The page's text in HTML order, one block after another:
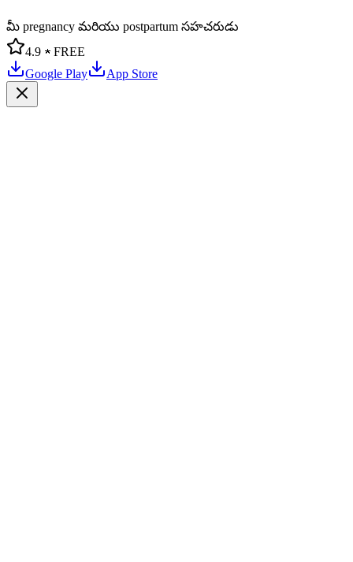
మీ pregnancy మరియు postpartum సహచరుడు
4.9 ★ FREE
Google Play
App Store